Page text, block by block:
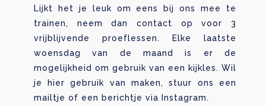
Lijkt het je leuk om eens bij ons mee te
trainen, neem dan contact op voor 3
vrijblijvende proeflessen. Elke laatste
woensdag van de maand is er de
mogelijkheid om gebruik van een kijkles. Wil
je hier gebruik van maken, stuur ons een
mailtje of een berichtje via Instagram.